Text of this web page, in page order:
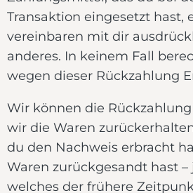
Transaktion eingesetzt hast,
vereinbaren mit dir
anderes. In keinem Fall
wegen dieser Rückzahlung
Wir können die
wir die Waren
du den Nachweis erbracht
Waren zurückgesandt hast –
welches der frühere